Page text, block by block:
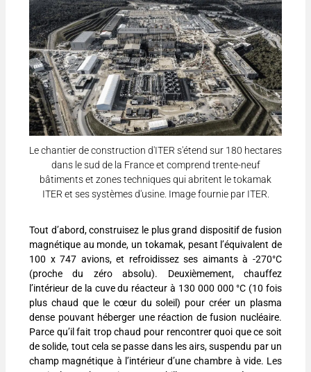
Le chantier de construction d'ITER s'étend sur 180 hectares
dans le sud de la France et comprend trente-neuf
bâtiments et zones techniques qui abritent le tokamak
ITER et ses systèmes d'usine. Image fournie par ITER.
Tout d’abord, construisez le plus grand dispositif de fusion
magnétique au monde, un tokamak, pesant l’équivalent de
100 x 747 avions, et refroidissez ses aimants à -270°C
(proche du zéro absolu). Deuxièmement, chauffez
l’intérieur de la cuve du réacteur à 130 000 000 °C (10 fois
plus chaud que le cœur du soleil) pour créer un plasma
dense pouvant héberger une réaction de fusion nucléaire.
Parce qu’il fait trop chaud pour rencontrer quoi que ce soit
de solide, tout cela se passe dans les airs, suspendu par un
champ magnétique à l’intérieur d’une chambre à vide. Les